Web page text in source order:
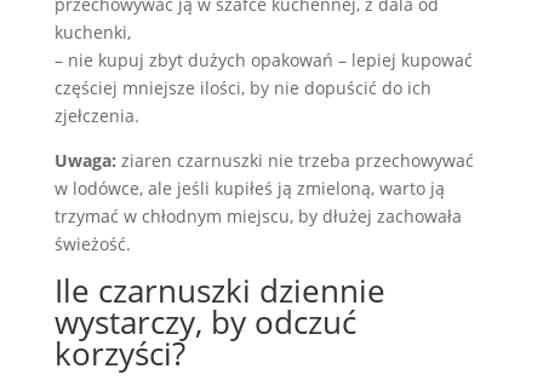
kuchenki,
– nie kupuj zbyt dużych opakowań – lepiej kupować
częściej mniejsze ilości, by nie dopuścić do ich
zjełczenia.
Uwaga: ziaren czarnuszki nie trzeba przechowywać
w lodówce, ale jeśli kupiłeś ją zmieloną, warto ją
trzymać w chłodnym miejscu, by dłużej zachowała
świeżość.
Ile czarnuszki dziennie
wystarczy, by odczuć
korzyści?